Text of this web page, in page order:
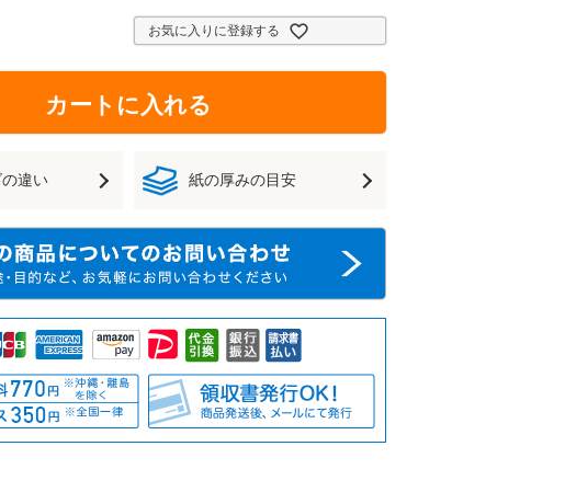
お気に入りに登録する
カートに入れる
違い 紙の厚みの目安